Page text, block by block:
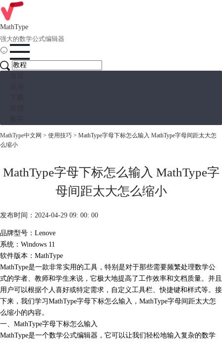
MathType
强大的数学公式编辑器
MathType中文网 > 使用技巧 > MathType字母下标怎么输入 MathType字母间距太大怎
么缩小
MathType字母下标怎么输入 MathType字
母间距太大怎么缩小
发布时间：2024-04-29 09: 00: 00
品牌型号：Lenove
系统：Windows 11
软件版本：MathType
MathType是一款非常实用的工具，特别是对于那些需要频繁处理数学公
式的学者、教师和学生来说，它极大地提高了工作效率和文档质量。并且
用户可以根据个人喜好或特定需求，自定义工具栏、快捷键和样式等。接
下来，我们学习MathType字母下标怎么输入，MathType字母间距太大怎
么缩小的内容。
一、MathType字母下标怎么输入
MathType是一个数学公式编辑器，它可以让我们轻松地输入复杂的数学